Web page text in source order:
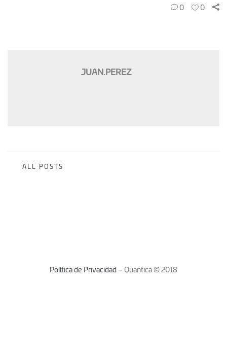
0 0
JUAN.PEREZ
ALL POSTS
Política de Privacidad – Quantica © 2018